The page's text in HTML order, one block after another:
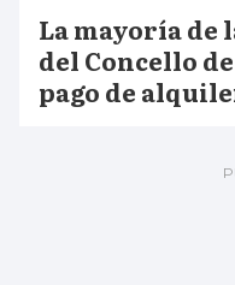
La mayoría de
del Concello
pago de